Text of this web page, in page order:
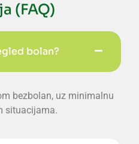
(FAQ)
bolan?
bezbolan, uz minimalnu
situacijama.